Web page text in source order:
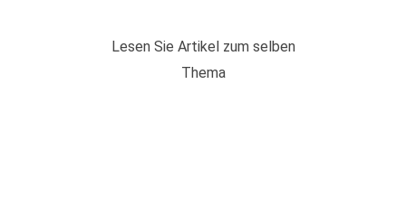
Lesen Sie Artikel zum selben
Thema